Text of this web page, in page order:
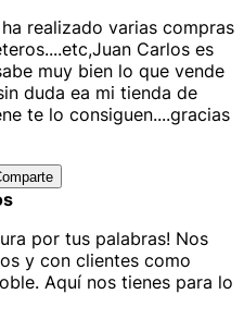
realizado varias compras
Carlos es
muy bien lo que vende
duda ea mi tienda de
te lo consiguen....gracias
por tus palabras! Nos
y con clientes como
Aquí nos tienes para lo